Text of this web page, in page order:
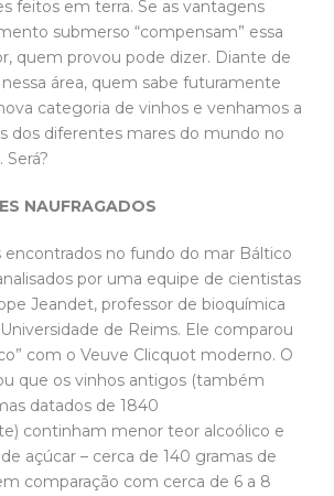
feitos em terra. Se as vantagens
submerso “compensam” essa
quem provou pode dizer. Diante de
área, quem sabe futuramente
categoria de vinhos e venhamos a
dos diferentes mares do mundo no
Será?
NAUFRAGADOS
encontrados no fundo do mar Báltico
por uma equipe de cientistas
Jeandet, professor de bioquímica
de Reims. Ele comparou
com o Veuve Clicquot moderno. O
que os vinhos antigos (também
datados de 1840
continham menor teor alcoólico e
açúcar – cerca de 140 gramas de
comparação com cerca de 6 a 8